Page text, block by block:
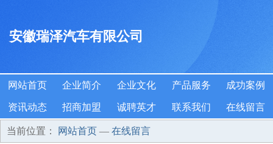
安徽瑞泽汽车有限公司
网站首页 企业简介 企业文化 产品服务 成功案例
资讯动态 招商加盟 诚聘英才 联系我们 在线留言
当前位置： 网站首页 — 在线留言